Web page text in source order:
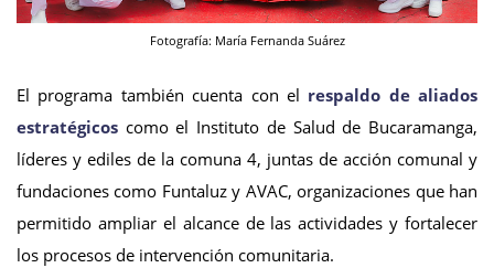
Fotografía: María Fernanda Suárez
El programa también cuenta con el respaldo de aliados
estratégicos como el Instituto de Salud de Bucaramanga,
líderes y ediles de la comuna 4, juntas de acción comunal y
fundaciones como Funtaluz y AVAC, organizaciones que han
permitido ampliar el alcance de las actividades y fortalecer
los procesos de intervención comunitaria.